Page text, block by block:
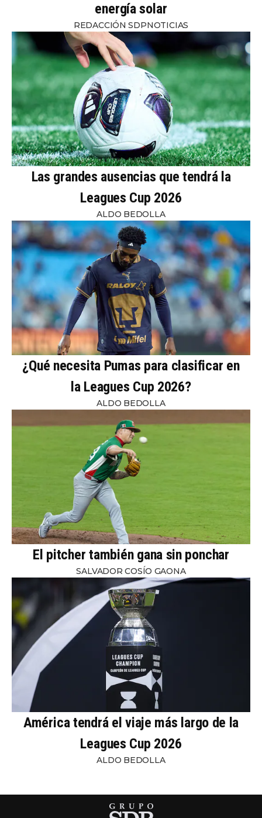
energía solar
REDACCIÓN SDPNOTICIAS
Las grandes ausencias que tendrá la
Leagues Cup 2026
ALDO BEDOLLA
¿Qué necesita Pumas para clasificar en
la Leagues Cup 2026?
ALDO BEDOLLA
El pitcher también gana sin ponchar
SALVADOR COSÍO GAONA
América tendrá el viaje más largo de la
Leagues Cup 2026
ALDO BEDOLLA